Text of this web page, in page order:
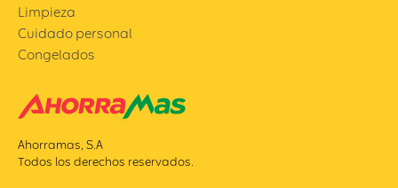
Limpieza
Cuidado personal
Congelados
Ahorramas, S.A
Todos los derechos reservados.